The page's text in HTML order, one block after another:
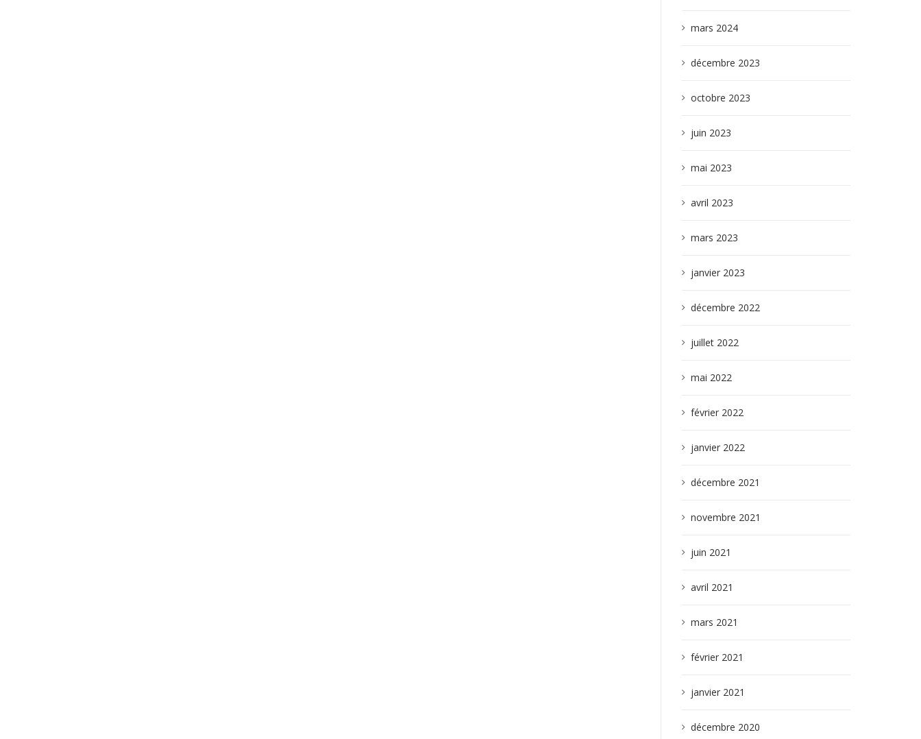
mars 2024
décembre 2023
octobre 2023
juin 2023
mai 2023
avril 2023
mars 2023
janvier 2023
décembre 2022
juillet 2022
mai 2022
février 2022
janvier 2022
décembre 2021
novembre 2021
juin 2021
avril 2021
mars 2021
février 2021
janvier 2021
décembre 2020